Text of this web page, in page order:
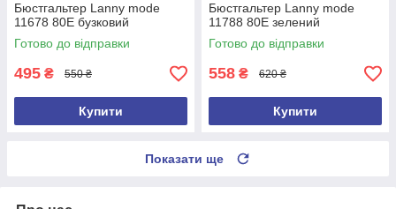
Бюстгальтер Lanny mode
11678 80Е бузковий
Готово до відправки
495 ₴ 550 ₴
Купити
Бюстгальтер Lanny mode
11788 80Е зелений
Готово до відправки
558 ₴ 620 ₴
Купити
Показати ще